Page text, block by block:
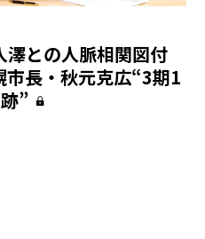
澤との人脈相関図付
市長・秋元克広“3期1
”